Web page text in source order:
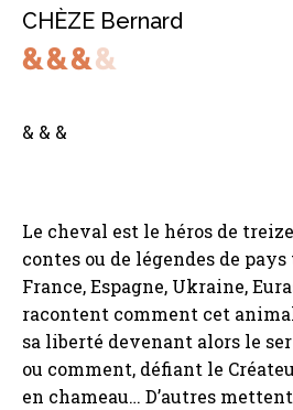
CHÈZE Bernard
& & &
Le cheval est le héros de
contes ou de légendes de
France, Espagne, Ukraine,
racontent comment cet
sa liberté devenant alors le
ou comment, défiant le
en chameau… D’autres